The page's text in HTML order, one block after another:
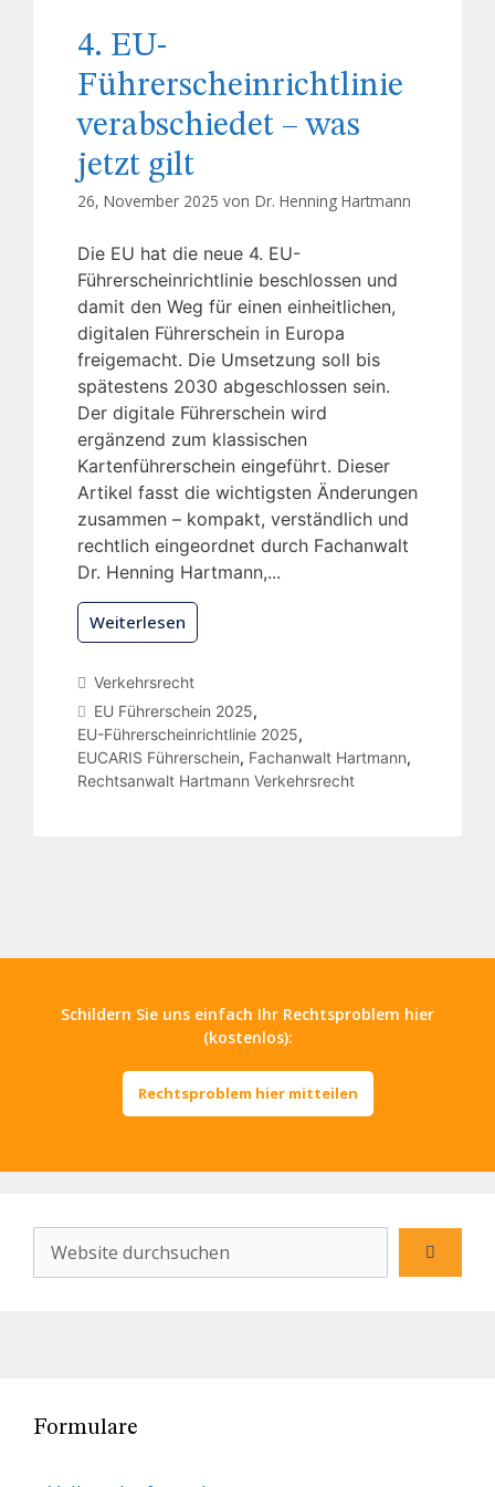
4. EU-
Führerscheinrichtlinie
verabschiedet – was
jetzt gilt
26, November 2025 von Dr. Henning Hartmann
Die EU hat die neue 4. EU-
Führerscheinrichtlinie beschlossen und
damit den Weg für einen einheitlichen,
digitalen Führerschein in Europa
freigemacht. Die Umsetzung soll bis
spätestens 2030 abgeschlossen sein.
Der digitale Führerschein wird
ergänzend zum klassischen
Kartenführerschein eingeführt. Dieser
Artikel fasst die wichtigsten Änderungen
zusammen – kompakt, verständlich und
rechtlich eingeordnet durch Fachanwalt
Dr. Henning Hartmann,...
Weiterlesen
Verkehrsrecht
EU Führerschein 2025,
EU-Führerscheinrichtlinie 2025,
EUCARIS Führerschein, Fachanwalt Hartmann,
Rechtsanwalt Hartmann Verkehrsrecht
Schildern Sie uns einfach Ihr Rechtsproblem hier
(kostenlos):
Rechtsproblem hier mitteilen
Formulare